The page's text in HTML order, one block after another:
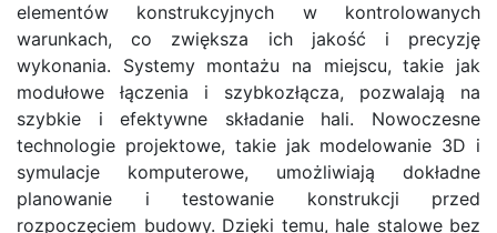
elementów konstrukcyjnych w kontrolowanych
warunkach, co zwiększa ich jakość i precyzję
wykonania. Systemy montażu na miejscu, takie jak
modułowe łączenia i szybkozłącza, pozwalają na
szybkie i efektywne składanie hali. Nowoczesne
technologie projektowe, takie jak modelowanie 3D i
symulacje komputerowe, umożliwiają dokładne
planowanie i testowanie konstrukcji przed
rozpoczęciem budowy. Dzięki temu, hale stalowe bez